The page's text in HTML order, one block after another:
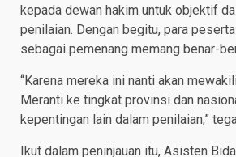
kepada dewan hakim untuk objektif
penilaian. Dengan begitu, para
sebagai pemenang memang benar-
“Karena mereka ini nanti akan
Meranti ke tingkat provinsi dan
kepentingan lain dalam penilaian,”
Ikut dalam peninjauan itu, Asisten